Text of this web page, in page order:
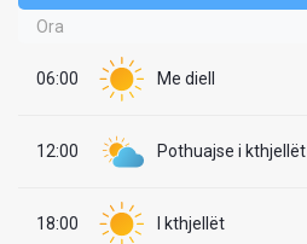
Ora
06:00 Me diell
12:00 Pothuajse i kthjellët
18:00 I kthjellët